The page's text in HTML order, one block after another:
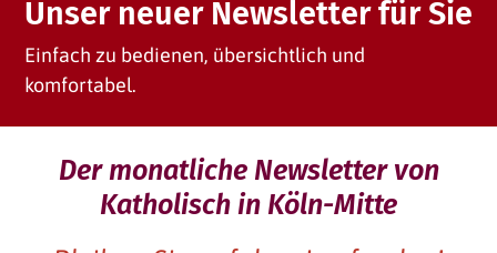
Unser neuer Newsletter für Sie
Einfach zu bedienen, übersichtlich und
komfortabel.
Der monatliche Newsletter von
Katholisch in Köln-Mitte